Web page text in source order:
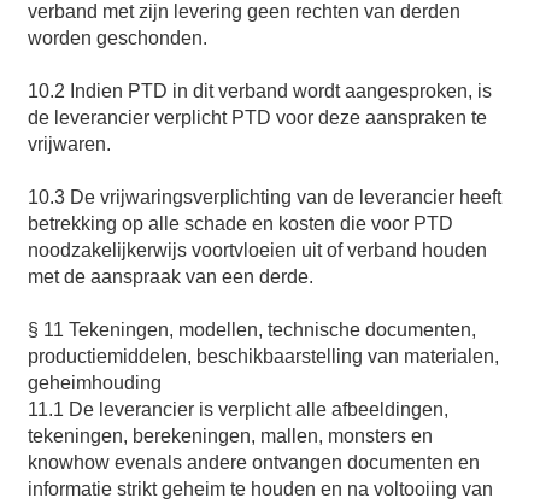
verband met zijn levering geen rechten van derden
worden geschonden.
10.2 Indien PTD in dit verband wordt aangesproken, is
de leverancier verplicht PTD voor deze aanspraken te
vrijwaren.
10.3 De vrijwaringsverplichting van de leverancier heeft
betrekking op alle schade en kosten die voor PTD
noodzakelijkerwijs voortvloeien uit of verband houden
met de aanspraak van een derde.
§ 11 Tekeningen, modellen, technische documenten,
productiemiddelen, beschikbaarstelling van materialen,
geheimhouding
11.1 De leverancier is verplicht alle afbeeldingen,
tekeningen, berekeningen, mallen, monsters en
knowhow evenals andere ontvangen documenten en
informatie strikt geheim te houden en na voltooiing van